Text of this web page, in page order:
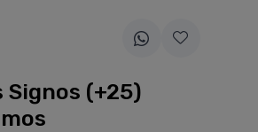
(+25)